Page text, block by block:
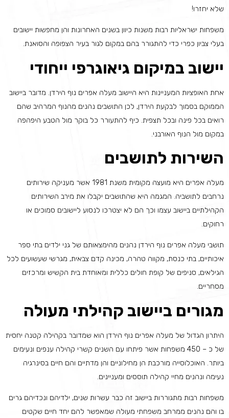
שלא יחזרו!
משפחות ישראליות רבות משנות כיוון בשנים האחרונות והן מחפשות יישובים
בעלי צביון כפרי כדי להתגורר בהם במקום לגור בעיר הצפופה והסואנת.
יישוב במיקום גיאוגרפי ייחודי
אחת האופציות המעניינות היא היישוב מעלה אפרים נוף הירדן. מדובר ביישוב
הממוקם בסמוך לבקעת הירדן, לכן התושבים נהנים מהנוף המרהיב שהם
רואים בכל פינה ובכל תצפית. כיף להתעורר כל בוקר מול הטבע היפהפה
במקום מול הנוף האורבני.
השירות לתושבים
מעלה אפרים היא מועצה מקומית משנת 1981 אשר מעניקה שירותים
נרחבים לתושביה. המגמה היא שהתושבים יקבלו את מירב השירותים
הקהילתיים ביישוב עצמו וכך הם לא יצטרכו לנסוע ליישובים סמוכים או
רחוקים.
תושבי מעלה אפרים נוף הירדן נהנים מהימצאותם של גני ילדים בתי ספר
איכותיים, בתי כנסת, מקווה טהרה, מכינה קדם צבאית, מגרשי שעשועים לכל
הגילאים, סניפים של קופת חולים כללית ומאוחדת בית הקשיש ומרכזים
מסחריים.
מגורים ביישוב קהילתי מעולה
היתרון הגדול של מעלה אפרים נוף הירדן הוא שמדובר בקהילה קטנה יחסית
של כ – 450 משפחות אשר פיתחו עם השנים קשרי קהילה ענפים ונעימים
ביותר. האוכלוסייה מורכבת הן מחילוניים והן מדתיים והם חיים בסינרגיה
נעימה ונהנים מחיי קהילה תוססים ומעניינים.
משפחות רבות מתגוררות ביישוב זה כבר עשרות שנים, ילדיהם ונכדיהם גרים
בו והם נהנים ממרחב משפחתי מעולה שמאפשר להם יחד חיים שקטים